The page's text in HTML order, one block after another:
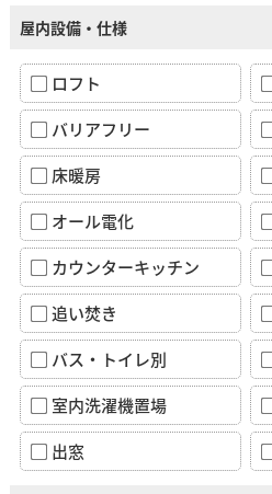
屋内設備・仕様
ロフト
バリアフリー
床暖房
オール電化
カウンターキッチン
追い焚き
バス・トイレ別
室内洗濯機置場
出窓